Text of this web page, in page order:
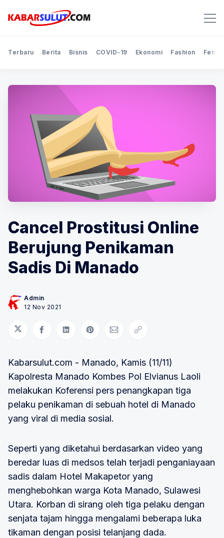
Terbaru Berita Bisnis COVID-19 Ekonomi Fashion
Cancel Prostitusi Online
Berujung Penikaman
Sadis Di Manado
Admin
12 Nov 2021
Bagikan di Twitter
Bagikan di Facebook
Bagikan di LinkedIn
Bagikan di Pinterest
Bagikan melalui Email
Salin tautan
Kabarsulut.com - Manado, Kamis (11/11)
Kapolresta Manado Kombes Pol Elvianus Laoli
melakukan Koferensi pers penangkapan tiga
pelaku penikaman di sebuah hotel di Manado
yang viral di media sosial.
Seperti yang diketahui berdasarkan video yang
beredar luas di medsos telah terjadi penganiayaan
sadis dalam Hotel Makapetor yang
menghebohkan warga Kota Manado, Sulawesi
Utara. Korban di sirang oleh tiga pelaku dengan
senjata tajam hingga mengalami beberapa luka
tikaman dengan posisi telanjang dada.